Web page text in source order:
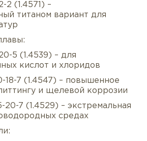
2 (1.4571) –
титаном вариант для
5 (1.4539) – для
кислот и хлоридов
18-7 (1.4547) – повышенное
и щелевой коррозии
20-7 (1.4529) – экстремальная
средах